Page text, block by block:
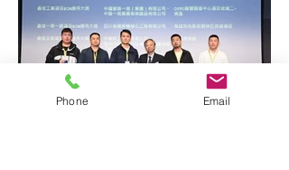
Phone Email